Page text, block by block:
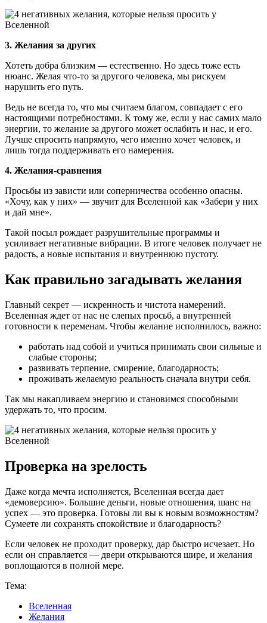
3. Желания за других
Хотеть добра близким — естественно. Но здесь тоже есть
нюанс. Желая что-то за другого человека, мы рискуем
нарушить его путь.
Ведь не всегда то, что мы считаем благом, совпадает с его
настоящими потребностями. К тому же, если у нас самих мало
энергии, то желание за другого может ослабить и нас, и его.
Лучше спросить напрямую, чего именно хочет человек, и
лишь тогда поддерживать его намерения.
4. Желания-сравнения
Просьбы из зависти или соперничества особенно опасны.
«Хочу, как у них» — звучит для Вселенной как «Забери у них
и дай мне».
Такой посыл рождает разрушительные программы и
усиливает негативные вибрации. В итоге человек получает не
радость, а новые испытания и внутреннюю пустоту.
Как правильно загадывать желания
Главный секрет — искренность и чистота намерений.
Вселенная ждет от нас не слепых просьб, а внутренней
готовности к переменам. Чтобы желание исполнилось, важно:
работать над собой и учиться принимать свои сильные и
слабые стороны;
развивать терпение, смирение, благодарность;
проживать желаемую реальность сначала внутри себя.
Так мы накапливаем энергию и становимся способными
удержать то, что просим.
Проверка на зрелость
Даже когда мечта исполняется, Вселенная всегда дает
«демоверсию». Большие деньги, новые отношения, шанс на
успех — это проверка. Готовы ли вы к новым возможностям?
Сумеете ли сохранять спокойствие и благодарность?
Если человек не проходит проверку, дар быстро исчезает. Но
если он справляется — двери открываются шире, и желания
воплощаются в полной мере.
Тема:
Вселенная
Желания